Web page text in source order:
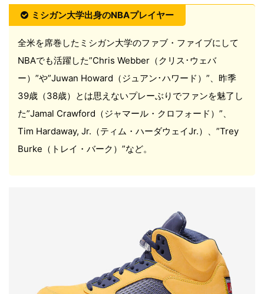
ミシガン大学出身のNBAプレイヤー
全米を席巻したミシガン大学のファブ・ファイブにして
NBAでも活躍した”Chris Webber（クリス･ウェバ
ー）”や”Juwan Howard（ジュアン･ハワード）”、昨季
39歳（38歳）とは思えないプレーぶりでファンを魅了し
た”Jamal Crawford（ジャマール・クロフォード）”、
Tim Hardaway, Jr.（ティム・ハーダウェイJr.）、”Trey
Burke（トレイ・バーク）”など。